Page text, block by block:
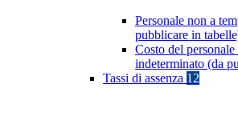
Personale non a
pubblicare in
Costo del
indeterminato (da
Tassi di assenza 12